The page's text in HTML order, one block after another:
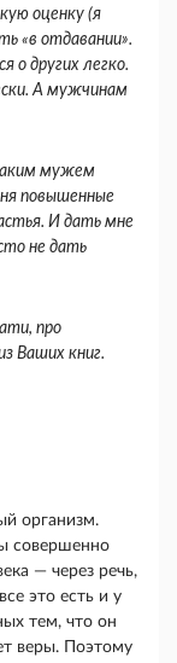
оценку (я
«в отдавании».
о других легко.
А мужчинам
мужем
повышенные
И дать мне
не дать
про
Ваших книг.
орга­низм.
со­вершенно
— через речь,
это есть и у
тем, что он
веры. Поэтому